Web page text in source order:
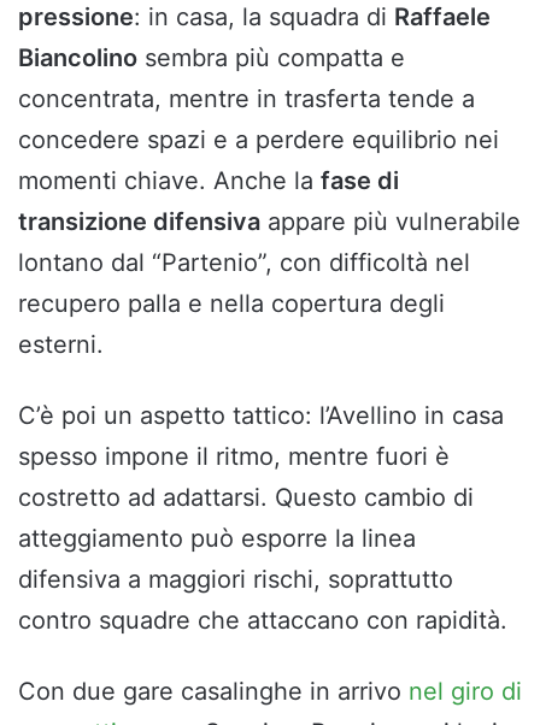
pressione: in casa, la squadra di Raffaele
Biancolino sembra più compatta e
concentrata, mentre in trasferta tende a
concedere spazi e a perdere equilibrio nei
momenti chiave. Anche la fase di
transizione difensiva appare più vulnerabile
lontano dal “Partenio”, con difficoltà nel
recupero palla e nella copertura degli
esterni.
C’è poi un aspetto tattico: l’Avellino in casa
spesso impone il ritmo, mentre fuori è
costretto ad adattarsi. Questo cambio di
atteggiamento può esporre la linea
difensiva a maggiori rischi, soprattutto
contro squadre che attaccano con rapidità.
Con due gare casalinghe in arrivo nel giro di